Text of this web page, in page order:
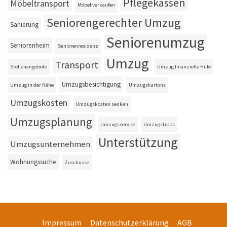
Möbeltransport Möbel verkaufen
Sanierung Seniorengerechter Umzug
Seniorenheim Seniorenresidenz Seniorenumzug
Stellenangebote Transport Umzug Umzug finanzielle Hilfe
Umzug in der Nähe Umzugsbesichtigung Umzugskartons
Umzugskosten Umzugskosten senken
Umzugsplanung Umzugsservice Umzugstipps
Umzugsunternehmen Unterstützung
Wohnungssuche Zuschüsse
Impressum Datenschutzerklärung AGB